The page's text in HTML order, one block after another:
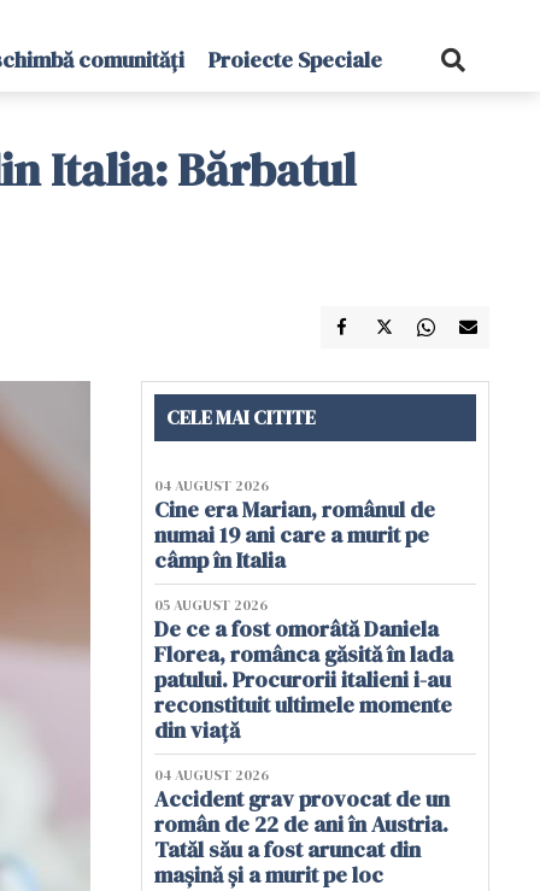
comunități Proiecte Speciale
Italia: Bărbatul
CELE MAI CITITE
04 AUGUST 2026
Cine era Marian, românul de
numai 19 ani care a murit pe
câmp în Italia
05 AUGUST 2026
De ce a fost omorâtă Daniela
Florea, românca găsită în lada
patului. Procurorii italieni i-au
reconstituit ultimele momente
din viață
04 AUGUST 2026
Accident grav provocat de un
român de 22 de ani în Austria.
Tatăl său a fost aruncat din
mașină și a murit pe loc